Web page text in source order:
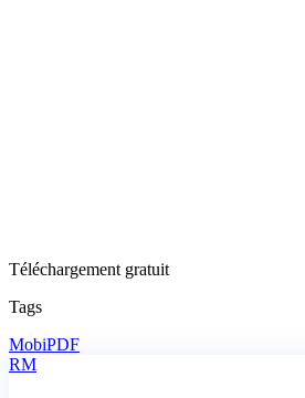
Téléchargement gratuit
Tags
MobiPDF
RM